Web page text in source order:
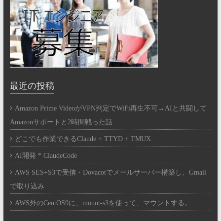
最近の投稿
Amazon Prime VideoがVPN判定でWiFi再生不可→AIと共闘して
Amazonサポートと2時間戦った話
どこでも作業できるClaude + TTYD + TMUX
AI開発 * ClaudeCode
AWS SES+S3で受信・Dovacotでメールサーバー構築し、Gmail
で取り込み
AWS外のCentOS9に、mount-s3を使って、マウントする。